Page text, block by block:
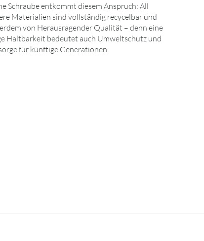
Schraube entkommt diesem Anspruch: All
Materialien sind vollständig recycelbar und
von Herausragender Qualität – denn eine
Haltbarkeit bedeutet auch Umweltschutz und
für künftige Generationen.